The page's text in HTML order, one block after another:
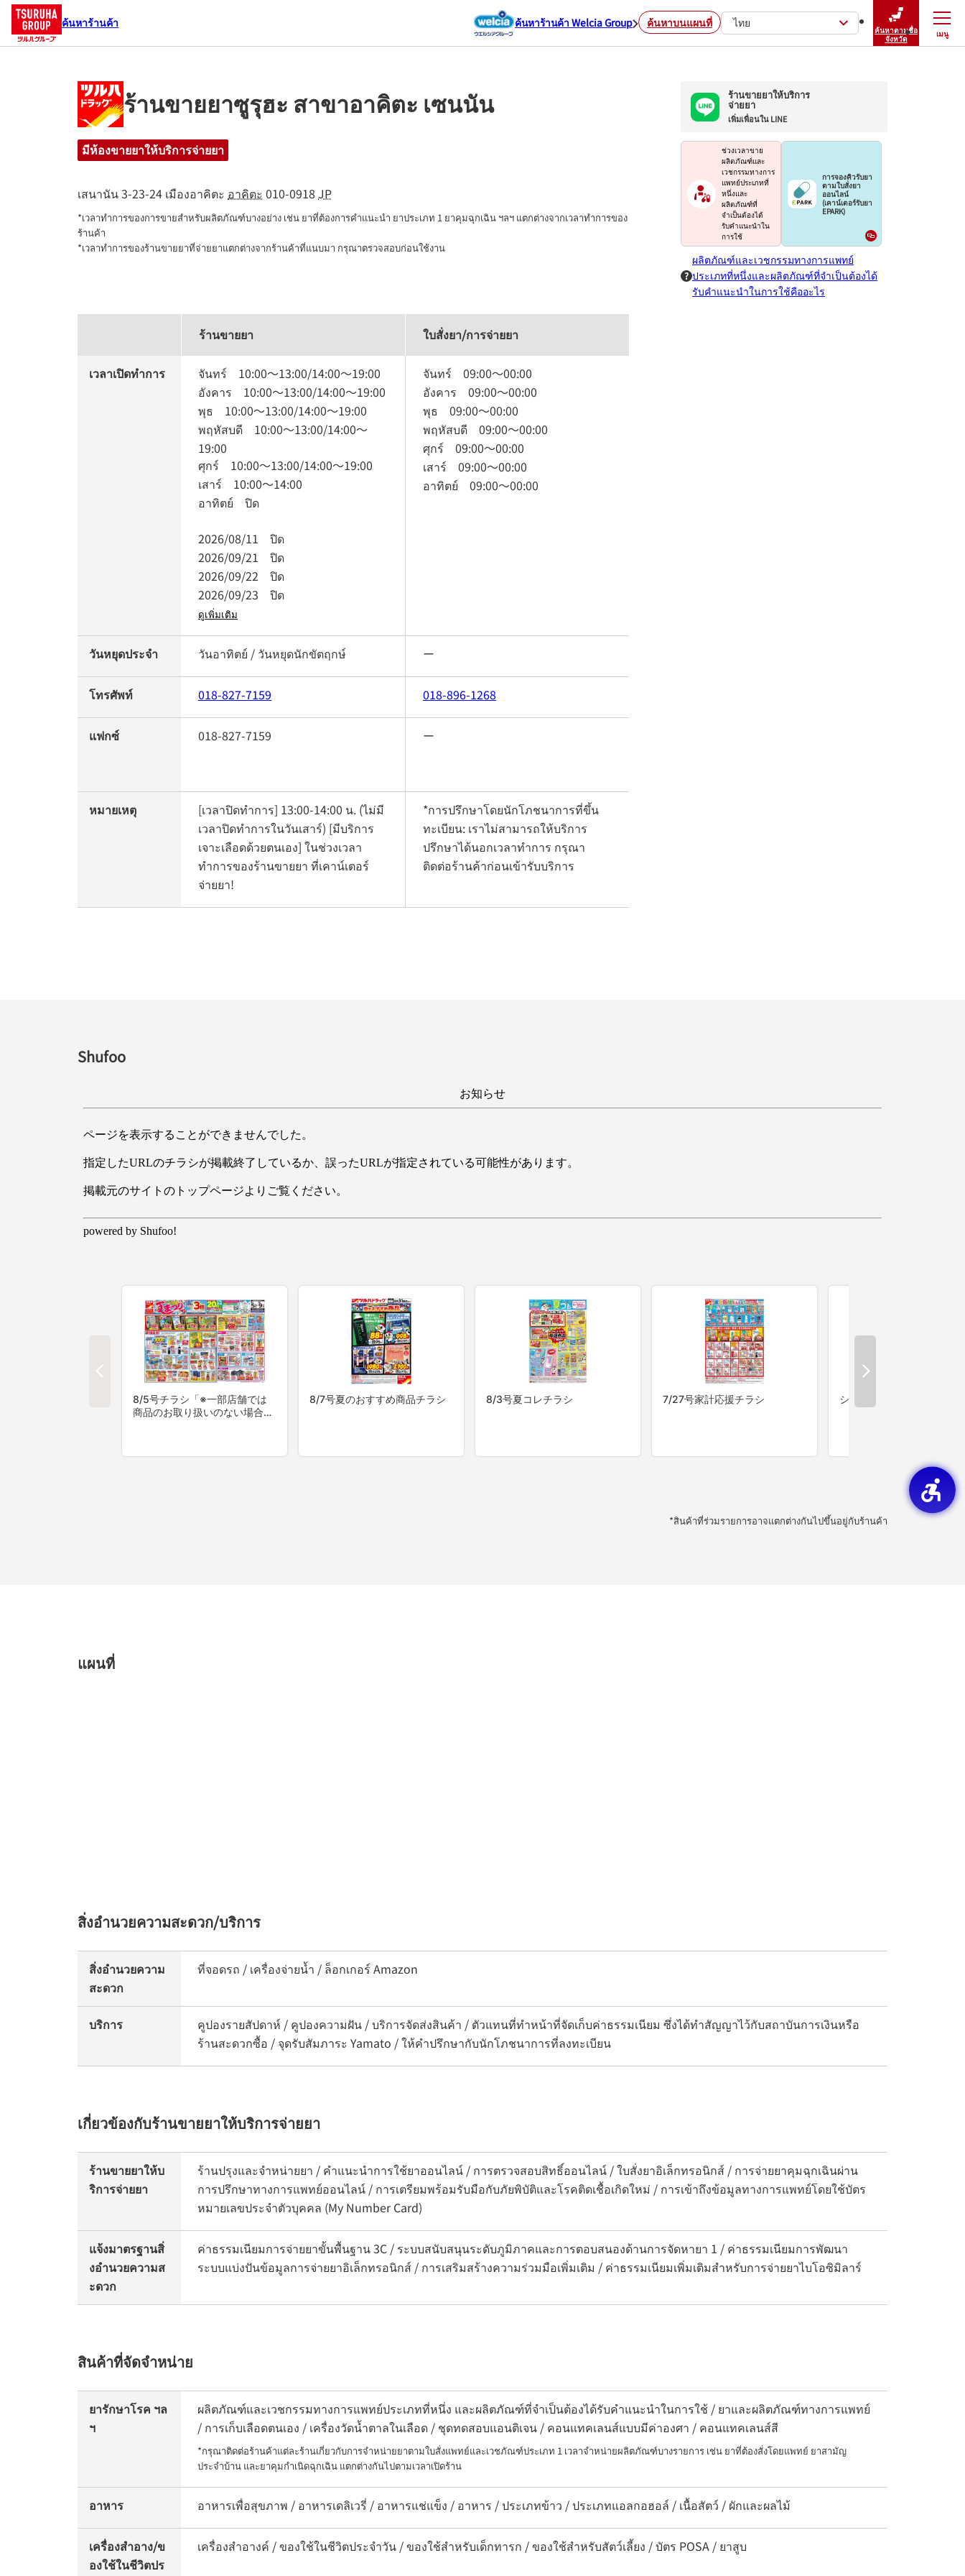
ค้นหาร้านค้า ค้นหาร้านค้า Welcia Group ค้นหาบนแผนที่ ไทย
ค้นหาตามชื่อ
จังหวัด
เมนู
ปิดเมนู
ร้านขายยาซูรุฮะ สาขาอาคิตะ เซนนัน
มีห้องขายยาให้บริการจ่ายยา
เสนานัน 3-23-24 เมืองอาคิตะ อาคิตะ 010-0918 JP
*เวลาทำการของการขายสำหรับผลิตภัณฑ์บางอย่าง เช่น ยาที่ต้องการคำแนะนำ ยาประเภท 1 ยาคุมฉุกเฉิน ฯลฯ แตกต่างจากเวลาทำการของ
ร้านค้า
*เวลาทำการของร้านขายยาที่จ่ายยาแตกต่างจากร้านค้าที่แนบมา กรุณาตรวจสอบก่อนใช้งาน
ร้านขายยาให้บริการ
จ่ายยา
เพิ่มเพื่อนใน LINE
ช่วงเวลาขาย
ผลิตภัณฑ์และ
เวชกรรมทางการ
แพทย์ประเภทที่
หนึ่งและ
ผลิตภัณฑ์ที่
จำเป็นต้องได้
รับคำแนะนำใน
การใช้
การจองคิวรับยา
ตามใบสั่งยา
ออนไลน์
(เคาน์เตอร์รับยา
EPARK)
ผลิตภัณฑ์และเวชกรรมทางการแพทย์
ประเภทที่หนึ่งและผลิตภัณฑ์ที่จำเป็นต้องได้
รับคำแนะนำในการใช้คืออะไร
Shufoo
*สินค้าที่ร่วมรายการอาจแตกต่างกันไปขึ้นอยู่กับร้านค้า
ร้านขายยา ใบสั่งยา/การจ่ายยา
เวลาเปิดทำการ จันทร์ 10:00～13:00/14:00～19:00
อังคาร 10:00～13:00/14:00～19:00
พุธ 10:00～13:00/14:00～19:00
พฤหัสบดี 10:00～13:00/14:00～
19:00
ศุกร์ 10:00～13:00/14:00～19:00
เสาร์ 10:00～14:00
อาทิตย์ ปิด
2026/08/11 ปิด
2026/09/21 ปิด
2026/09/22 ปิด
2026/09/23 ปิด
ดูเพิ่มเติม
จันทร์ 09:00～00:00
อังคาร 09:00～00:00
พุธ 09:00～00:00
พฤหัสบดี 09:00～00:00
ศุกร์ 09:00～00:00
เสาร์ 09:00～00:00
อาทิตย์ 09:00～00:00
วันหยุดประจำ วันอาทิตย์ / วันหยุดนักขัตฤกษ์ ー
โทรศัพท์ 018-827-7159 018-896-1268
แฟกซ์ 018-827-7159 ー
หมายเหตุ
[เวลาปิดทำการ] 13:00-14:00 น. (ไม่มี
เวลาปิดทำการในวันเสาร์) [มีบริการ
เจาะเลือดด้วยตนเอง] ในช่วงเวลา
ทำการของร้านขายยา ที่เคาน์เตอร์
จ่ายยา!
*การปรึกษาโดยนักโภชนาการที่ขึ้น
ทะเบียน: เราไม่สามารถให้บริการ
ปรึกษาได้นอกเวลาทำการ กรุณา
ติดต่อร้านค้าก่อนเข้ารับบริการ
แผนที่
สิ่งอำนวยความสะดวก/บริการ
สิ่งอำนวยความ
สะดวก
ที่จอดรถ / เครื่องจ่ายน้ำ / ล็อกเกอร์ Amazon
บริการ
คูปองรายสัปดาห์ / คูปองความฝัน / บริการจัดส่งสินค้า / ตัวแทนที่ทำหน้าที่จัดเก็บค่าธรรมเนียม ซึ่งได้ทำสัญญาไว้กับสถาบันการเงินหรือ
ร้านสะดวกซื้อ / จุดรับสัมภาระ Yamato / ให้คำปรึกษากับนักโภชนาการที่ลงทะเบียน
เกี่ยวข้องกับร้านขายยาให้บริการจ่ายยา
ร้านขายยาให้บ
ริการจ่ายยา
ร้านปรุงและจำหน่ายยา / คำแนะนำการใช้ยาออนไลน์ / การตรวจสอบสิทธิ์ออนไลน์ / ใบสั่งยาอิเล็กทรอนิกส์ / การจ่ายยาคุมฉุกเฉินผ่าน
การปรึกษาทางการแพทย์ออนไลน์ / การเตรียมพร้อมรับมือกับภัยพิบัติและโรคติดเชื้อเกิดใหม่ / การเข้าถึงข้อมูลทางการแพทย์โดยใช้บัตร
หมายเลขประจำตัวบุคคล (My Number Card)
แจ้งมาตรฐานสิ่
งอำนวยความส
ะดวก
ค่าธรรมเนียมการจ่ายยาขั้นพื้นฐาน 3C / ระบบสนับสนุนระดับภูมิภาคและการตอบสนองด้านการจัดหายา 1 / ค่าธรรมเนียมการพัฒนา
ระบบแบ่งปันข้อมูลการจ่ายยาอิเล็กทรอนิกส์ / การเสริมสร้างความร่วมมือเพิ่มเติม / ค่าธรรมเนียมเพิ่มเติมสำหรับการจ่ายยาไบโอซิมิลาร์
สินค้าที่จัดจำหน่าย
ยารักษาโรค ฯล
ฯ
ผลิตภัณฑ์และเวชกรรมทางการแพทย์ประเภทที่หนึ่ง และผลิตภัณฑ์ที่จำเป็นต้องได้รับคำแนะนำในการใช้ / ยาและผลิตภัณฑ์ทางการแพทย์
/ การเก็บเลือดตนเอง / เครื่องวัดน้ำตาลในเลือด / ชุดทดสอบแอนติเจน / คอนแทคเลนส์แบบมีค่าองศา / คอนแทคเลนส์สี
*กรุณาติดต่อร้านค้าแต่ละร้านเกี่ยวกับการจำหน่ายยาตามใบสั่งแพทย์และเวชภัณฑ์ประเภท 1 เวลาจำหน่ายผลิตภัณฑ์บางรายการ เช่น ยาที่ต้องสั่งโดยแพทย์ ยาสามัญ
ประจำบ้าน และยาคุมกำเนิดฉุกเฉิน แตกต่างกันไปตามเวลาเปิดร้าน
อาหาร อาหารเพื่อสุขภาพ / อาหารเดลิเวรี่ / อาหารแช่แข็ง / อาหาร / ประเภทข้าว / ประเภทแอลกอฮอล์ / เนื้อสัตว์ / ผักและผลไม้
เครื่องสำอาง/ข
องใช้ในชีวิตปร
เครื่องสำอางค์ / ของใช้ในชีวิตประจำวัน / ของใช้สำหรับเด็กทารก / ของใช้สำหรับสัตว์เลี้ยง / บัตร POSA / ยาสูบ